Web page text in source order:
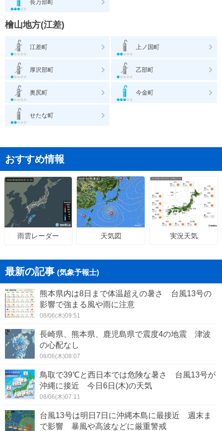
長万部町
檜山地方(江差)
江差町 上ノ国町
厚沢部町 乙部町
奥尻町 今金町
せたな町
おすすめ情報
雨雲レーダー 天気図 実況天気
最新の記事 (気象予報士)
熊本県内は8日まで体温超えの暑さ 台風13号の
影響で強まる風や雨に注意
08/06(木)09:51
長崎県、熊本県、鹿児島県で震度4の地震 津波
の心配なし
08/06(木)08:07
鳥取で39℃と西日本では危険な暑さ 台風13号が
沖縄に接近 今日6日(木)の天気
08/06(木)07:11
台風13号は明日7日に沖縄本島に最接近 週末ま
で影響 暴風や高波などに厳重警戒